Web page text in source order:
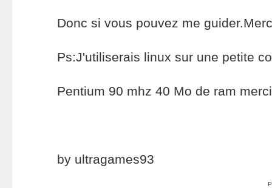
Donc si vous pouvez me
Ps:J'utiliserais linux sur une petite
Pentium 90 mhz 40 Mo de ram
by ultragames93